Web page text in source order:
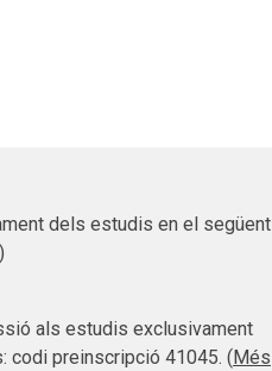
dels estudis en el següent
)
als estudis exclusivament
codi preinscripció 41045. (Més